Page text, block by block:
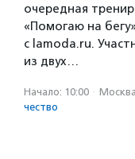
очередная
«Помогаю на
с lamoda.ru.
из двух…
Начало: 10:00 · Москва
чест­во